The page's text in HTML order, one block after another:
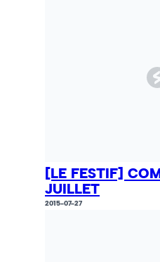
[LE FESTIF]
JUILLET
2015-07-27